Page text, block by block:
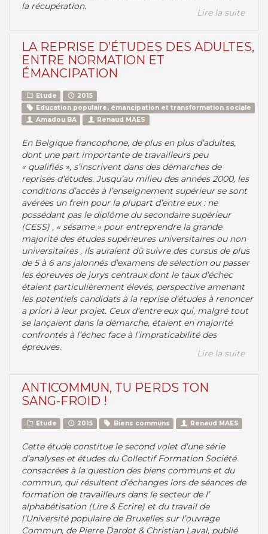
la récupération.
Lire la suite
LA REPRISE D’ÉTUDES DES ADULTES,
ENTRE NORMATION ET
ÉMANCIPATION
Etude
2015
Education populaire, émancipation et transformation sociale
Amadou BA
Renaud MAES
En Belgique francophone, de plus en plus d’adultes,
dont une part importante de travailleurs peu
« qualifiés », s’inscrivent dans des démarches de
reprises d’études. Jusqu’au milieu des années 2000, les
conditions d’accès à l’enseignement supérieur se sont
avérées un frein pour la plupart d’entre eux : ne
possédant pas le diplôme du secondaire supérieur
(CESS) , « sésame » pour entreprendre la grande
majorité des études supérieures universitaires ou non
universitaires , ils auraient dû suivre des cursus de plus
de 5 à 6 ans jalonnés d’examens de sélection ou passer
les épreuves de jurys centraux dont le taux d’échec
étaient particulièrement élevés, perspective amenant
les potentiels candidats à la reprise d’études à renoncer
a priori à leur projet. Ceux d’entre eux qui, malgré tout
se lançaient dans la démarche, étaient en majorité
confrontés à l’échec face à l’impraticabilité des
épreuves.
Lire la suite
ANTICOMMUN, TU PERDS TON
SANG-FROID !
Etude 2015 Biens communs Renaud MAES
Cette étude constitue le second volet d’une série
d’analyses et études du Collectif Formation Société
consacrées à la question des biens communs et du
commun, qui résultent d’échanges lors de séances de
formation de travailleurs dans le secteur de l’
alphabétisation (Lire & Ecrire) et du travail de
l’Université populaire de Bruxelles sur l’ouvrage
Commun, de Pierre Dardot & Christian Laval, publié